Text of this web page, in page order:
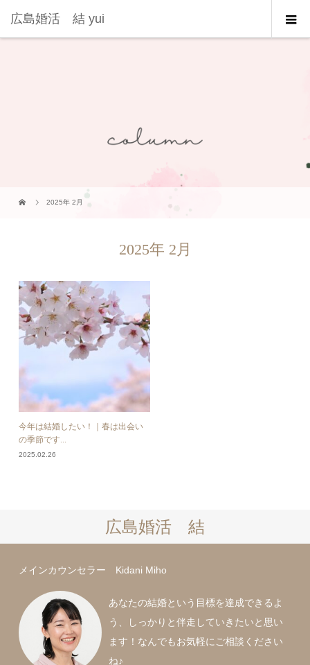
広島婚活 結 yui
2025年 2月
2025年 2月
今年は結婚したい！｜春は出会い
の季節です...
2025.02.26
広島婚活 結
メインカウンセラー Kidani Miho
あなたの結婚という目標を達成できるよ
う、しっかりと伴走していきたいと思い
ます！なんでもお気軽にご相談ください
ね♪